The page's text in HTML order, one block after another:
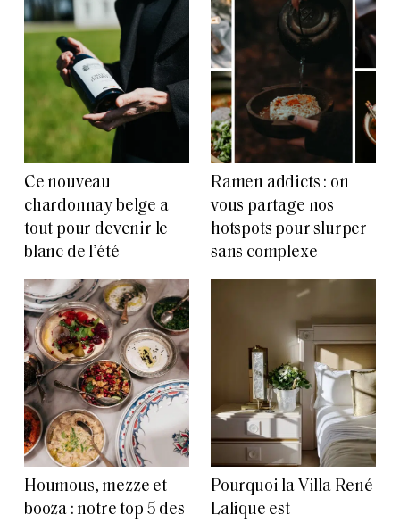
Ce nouveau
chardonnay belge a
tout pour devenir le
blanc de l’été
Ramen addicts : on
vous partage nos
hotspots pour slurper
sans complexe
Houmous, mezze et
booza : notre top 5 des
Pourquoi la Villa René
Lalique est